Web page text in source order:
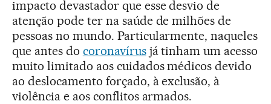
impacto devastador que esse desvio de
atenção pode ter na saúde de milhões de
pessoas no mundo. Particularmente, naqueles
que antes do coronavírusjá tinham um acesso
muito limitado aos cuidados médicos devido
ao deslocamento forçado, à exclusão, à
violência e aos conflitos armados.